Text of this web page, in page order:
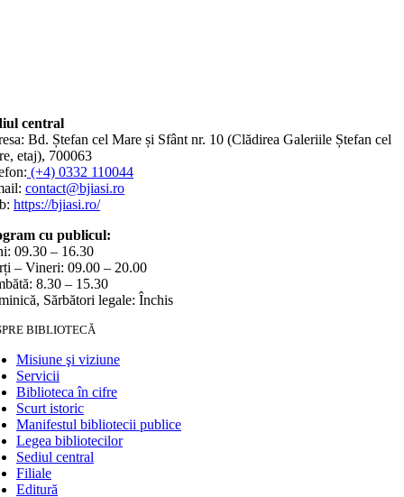
central
Bd. Ștefan cel Mare și Sfânt nr. 10 (Clădirea Galeriile Ștefan cel
etaj), 700063
(+4) 0332 110044
contact@bjiasi.ro
https://bjiasi.ro/
cu publicul:
09.30 – 16.30
– Vineri: 09.00 – 20.00
8.30 – 15.30
Sărbători legale: Închis
BIBLIOTECĂ
Misiune şi viziune
Servicii
Biblioteca în cifre
Scurt istoric
Manifestul bibliotecii publice
Legea bibliotecilor
Sediul central
Filiale
Editură